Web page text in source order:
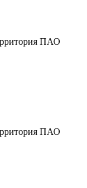
ПАО
ПАО